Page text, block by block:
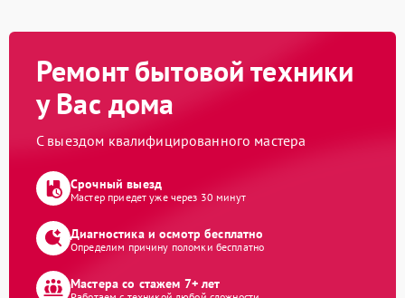
Ремонт бытовой техники
у Вас дома
С выездом квалифицированного мастера
Срочный выезд
Мастер приедет уже через 30 минут
Диагностика и осмотр бесплатно
Определим причину поломки бесплатно
Мастера со стажем 7+ лет